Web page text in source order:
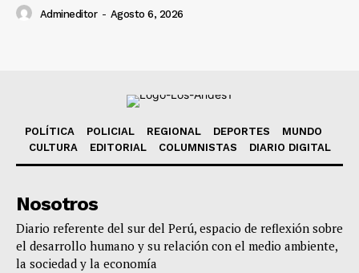
Admineditor - Agosto 6, 2026
POLÍTICA POLICIAL REGIONAL DEPORTES
MUNDO
CULTURA
EDITORIAL COLUMNISTAS DIARIO DIGITAL
Nosotros
Diario referente del sur del Perú, espacio de reflexión sobre
el desarrollo humano y su relación con el medio ambiente,
la sociedad y la economía